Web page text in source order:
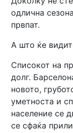
одлична
првпат.
А што ќе
Списокот на
долг.
новото,
уметноста и
население се
се сфаќа